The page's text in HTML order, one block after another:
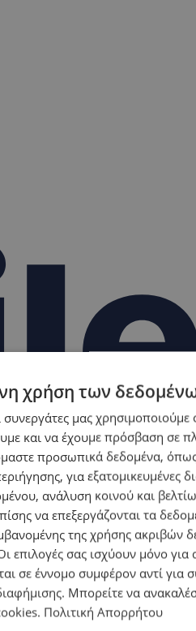
από τη φωτιά»
χρήση των
συνεργάτες μας
και να έχουμε πρόσβαση σε
προσωπικά δεδομένα,
για εξατομικευμένες
ανάλυση κοινού και
να επεξεργάζονται τα
της χρήσης ακριβών
επιλογές σας ισχύουν μόνο
σε έννομο συμφέρον αντί για
. Μπορείτε να
. Πολιτική Απορρήτου